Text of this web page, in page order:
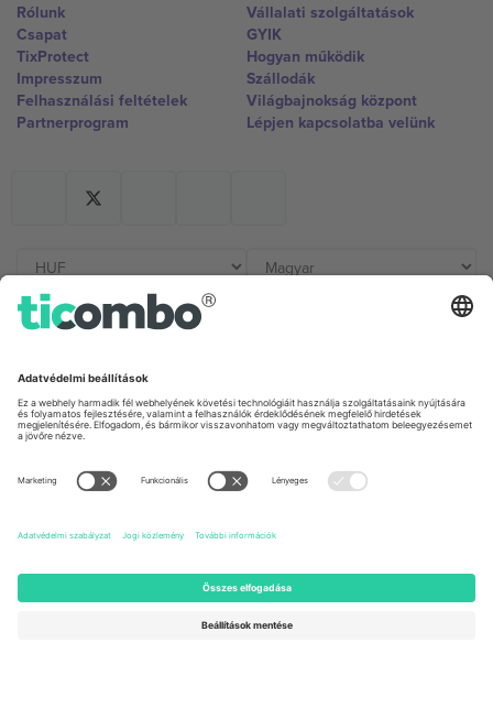
Rólunk
Csapat
TixProtect
Impresszum
Felhasználási feltételek
Partnerprogram
Vállalati szolgáltatások
GYIK
Hogyan működik
Szállodák
Világbajnokság központ
Lépjen kapcsolatba velünk
Germany
Unter den Linden 24, 10117
Berlin, Germany
United Kingdom
167 City Road, London, Greater
Newark, Delaware 19713, United
States
Engelberg, Switzerland